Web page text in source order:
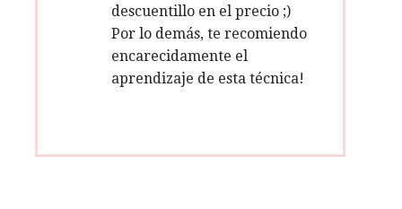
descuentillo en el precio ;)
Por lo demás, te recomiendo
encarecidamente el
aprendizaje de esta técnica!